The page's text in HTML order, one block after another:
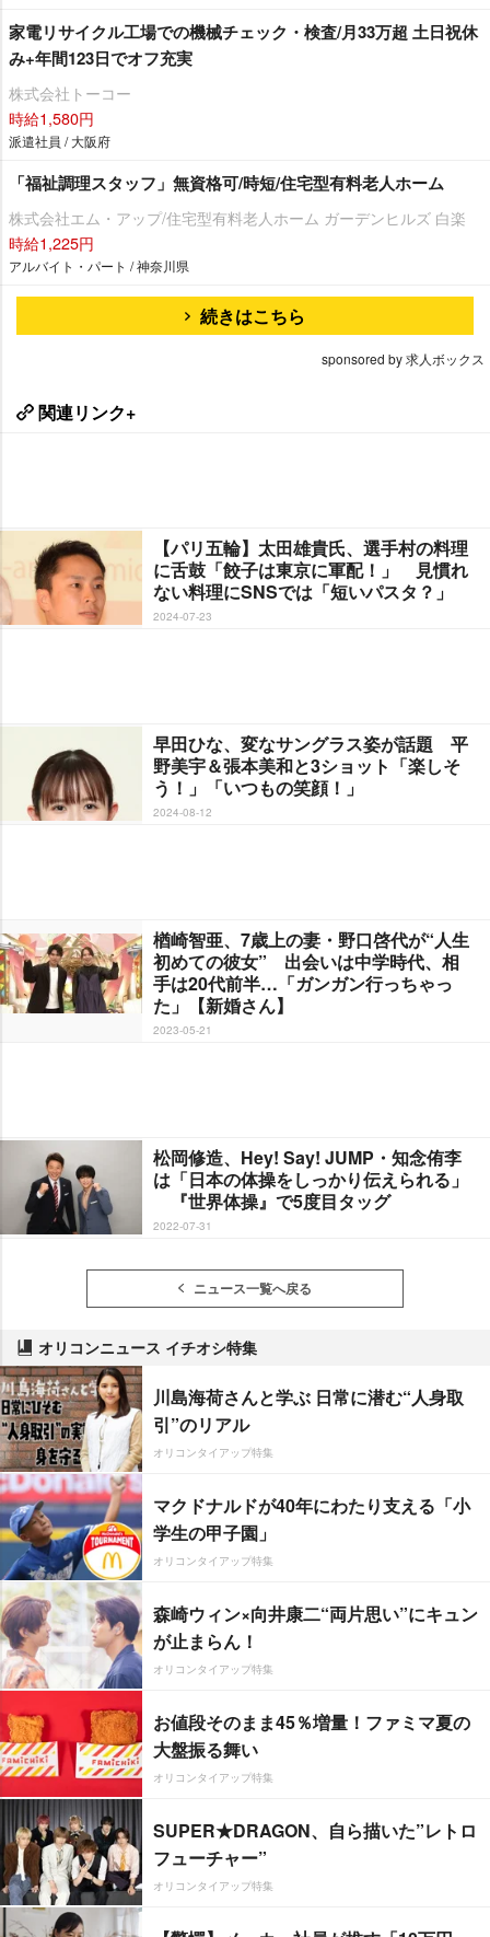
家電リサイクル工場での機械チェック・検査/月33万超 土日祝休
み+年間123日でオフ充実
株式会社トーコー
時給1,580円
派遣社員 / 大阪府
「福祉調理スタッフ」無資格可/時短/住宅型有料老人ホーム
株式会社エム・アップ/住宅型有料老人ホーム ガーデンヒルズ 白楽
時給1,225円
アルバイト・パート / 神奈川県
続きはこちら
sponsored by 求人ボックス
関連リンク+
【パリ五輪】太田雄貴氏、選手村の料理
に舌鼓「餃子は東京に軍配！」 見慣れ
ない料理にSNSでは「短いパスタ？」
2024-07-23
早田ひな、変なサングラス姿が話題 平
野美宇＆張本美和と3ショット「楽しそ
う！」「いつもの笑顔！」
2024-08-12
楢崎智亜、7歳上の妻・野口啓代が“人生
初めての彼女” 出会いは中学時代、相
手は20代前半…「ガンガン行っちゃっ
た」【新婚さん】
2023-05-21
松岡修造、Hey! Say! JUMP・知念侑李
は「日本の体操をしっかり伝えられる」
『世界体操』で5度目タッグ
2022-07-31
ニュース一覧へ戻る
オリコンニュース イチオシ特集
川島海荷さんと学ぶ 日常に潜む“人身取
引”のリアル
オリコンタイアップ特集
マクドナルドが40年にわたり支える「小
学生の甲子園」
オリコンタイアップ特集
森崎ウィン×向井康二“両片思い”にキュン
が止まらん！
オリコンタイアップ特集
お値段そのまま45％増量！ファミマ夏の
大盤振る舞い
オリコンタイアップ特集
SUPER★DRAGON、自ら描いた”レトロ
フューチャー”
オリコンタイアップ特集